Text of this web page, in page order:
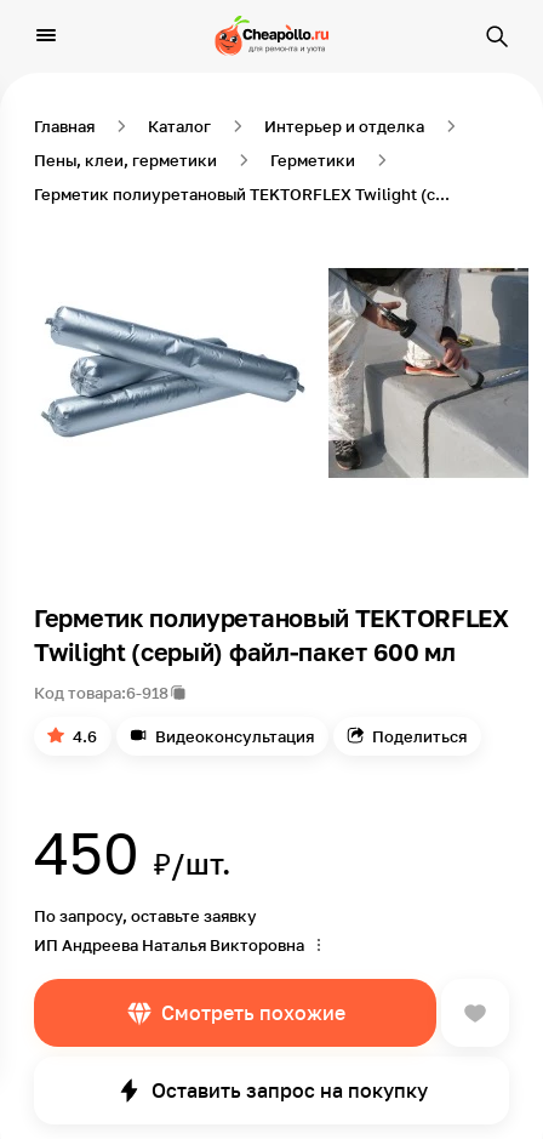
Главная Каталог
Интерьер и отделка
Пены, клеи, герметики
Герметики
Герметик полиуретановый TEKTORFLEX Twilight (серый) файл-пакет 600 мл
Герметик полиуретановый TEKTORFLEX
Twilight (серый) файл-пакет 600 мл
Код товара:6-918
4.6 Видеоконсультация Поделиться
450 ₽/шт.
По запросу, оставьте заявку
ИП Андреева Наталья Викторовна
Смотреть похожие
Оставить запрос на покупку